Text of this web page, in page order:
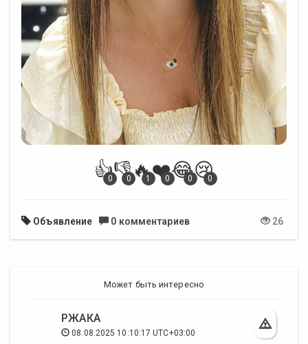
👍
0👎
0🔥
1 ❤️
0😂
0😢
0
Объявление 0 комментариев 26
Может быть интересно
РЖАКА
08.08.2025 10:10:17 UTC+03:00